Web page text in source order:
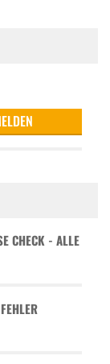
CHECK - ALLE D